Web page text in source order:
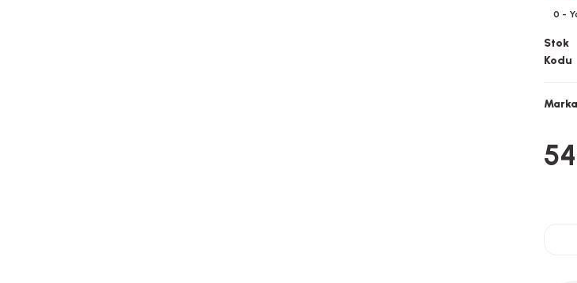
0 -
Stok
Kodu
Marka